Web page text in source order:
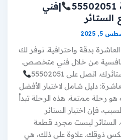
|فني
2025
بدقة واحترافية. نوفر لك
من خلال فني متخصص.
على 55502051
دليل شامل لاختيار الأفضل
رحلة ممتعة. هذه الرحلة تبدأ
فإن اختيار الستائر
ليست مجرد قطعة
ذوقك. علاوة على ذلك، هي